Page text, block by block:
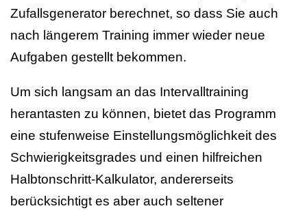
Zufallsgenerator berechnet, so dass Sie auch
nach längerem Training immer wieder neue
Aufgaben gestellt bekommen.
Um sich langsam an das Intervalltraining
herantasten zu können, bietet das Programm
eine stufenweise Einstellungsmöglichkeit des
Schwierigkeitsgrades und einen hilfreichen
Halbtonschritt-Kalkulator, andererseits
berücksichtigt es aber auch seltener